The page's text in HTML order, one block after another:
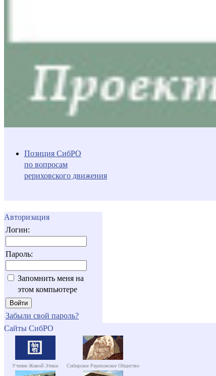
Позиция СибРО
по вопросам
рериховского движения
Авторизация
Логин:
Пароль:
Запомнить меня на
этом компьютере
Забыли свой пароль?
Сайты СибРО
Учение Живой Этики Сибирское Рериховское Общество